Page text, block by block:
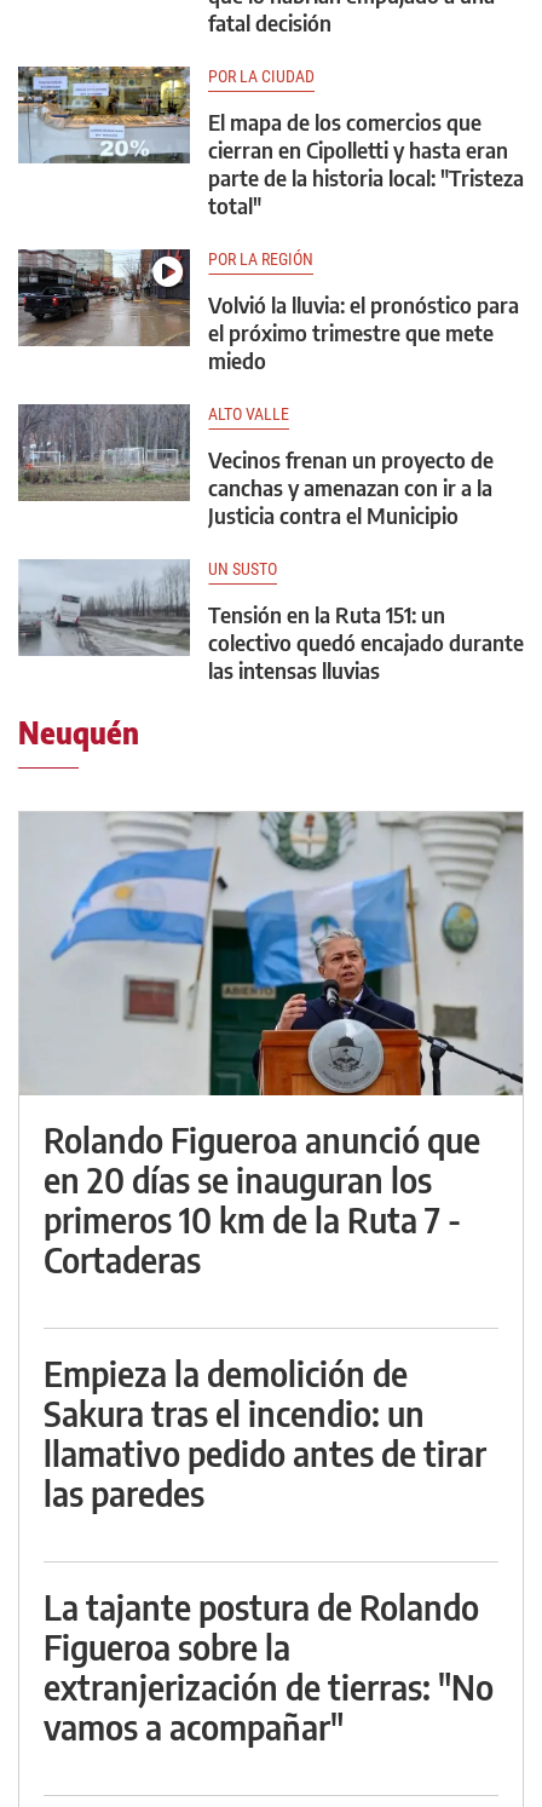
fatal decisión
POR LA CIUDAD
El mapa de los comercios que
cierran en Cipolletti y hasta eran
parte de la historia local: "Tristeza
total"
POR LA REGIÓN
Volvió la lluvia: el pronóstico para
el próximo trimestre que mete
miedo
ALTO VALLE
Vecinos frenan un proyecto de
canchas y amenazan con ir a la
Justicia contra el Municipio
UN SUSTO
Tensión en la Ruta 151: un
colectivo quedó encajado durante
las intensas lluvias
Neuquén
Rolando Figueroa anunció que
en 20 días se inauguran los
primeros 10 km de la Ruta 7 -
Cortaderas
Empieza la demolición de
Sakura tras el incendio: un
llamativo pedido antes de tirar
las paredes
La tajante postura de Rolando
Figueroa sobre la
extranjerización de tierras: "No
vamos a acompañar"